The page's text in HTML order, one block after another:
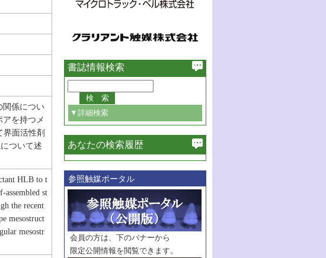
関係につい
を持つメ
界面活性剤
ついて述
HLB to t
assembled st
the recent
mesostruct
mesostr
書誌情報検索
▼詳細検索
必ず含む
巻・号指定
巻
号
範囲指定
巻
号～
巻
号
触媒年鑑
あなたの検索履歴
参照触媒ポータル
会員の方は、下のバナーから
限定公開情報を閲覧できます。